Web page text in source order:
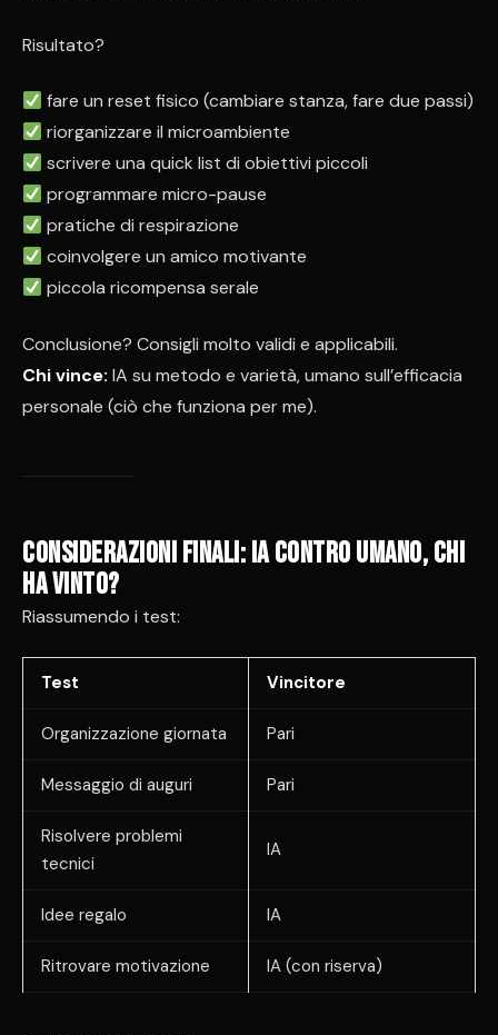
Risultato?
fare un reset fisico (cambiare stanza, fare due passi)
riorganizzare il microambiente
scrivere una quick list di obiettivi piccoli
programmare micro-pause
pratiche di respirazione
coinvolgere un amico motivante
piccola ricompensa serale
Conclusione? Consigli molto validi e applicabili.
Chi vince: IA su metodo e varietà, umano sull’efficacia
personale (ciò che funziona per me).
Considerazioni finali: IA contro umano, chi
ha vinto?
Riassumendo i test:
Test Vincitore
Organizzazione giornata Pari
Messaggio di auguri Pari
Risolvere problemi
tecnici
IA
Idee regalo IA
Ritrovare motivazione IA (con riserva)